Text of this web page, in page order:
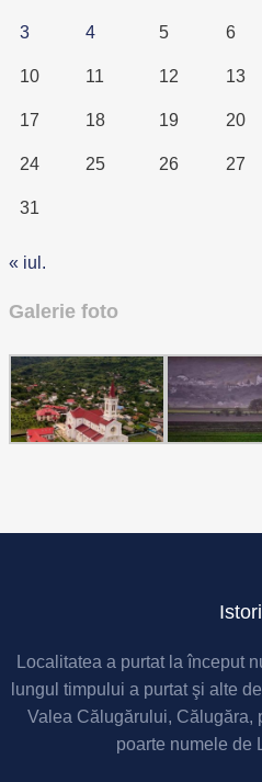
3 4 5 6
10 11 12 13
17 18 19 20
24 25 26 27
31
« iul.
Galerie foto
Localitatea a purtat la început
lungul timpului a purtat şi alte
Valea Călugărului, Călugăra,
poarte numele de